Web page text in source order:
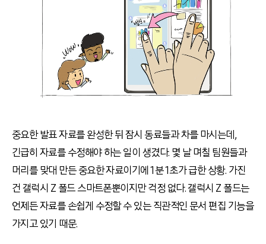
중요한 발표 자료를 완성한 뒤 잠시 동료들과 차를 마시는데,
긴급히 자료를 수정해야 하는 일이 생겼다. 몇 날 며칠 팀원들과
머리를 맞대 만든 중요한 자료이기에 1분 1초가 급한 상황. 가진
건 갤럭시 Z 폴드 스마트폰뿐이지만 걱정 없다. 갤럭시 Z 폴드는
언제든 자료를 손쉽게 수정할 수 있는 직관적인 문서 편집 기능을
가지고 있기 때문.